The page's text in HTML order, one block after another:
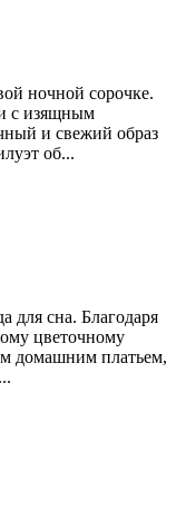
ночной сорочке.
с изящным
и свежий образ
об...
для сна. Благодаря
цветочному
домашним платьем,